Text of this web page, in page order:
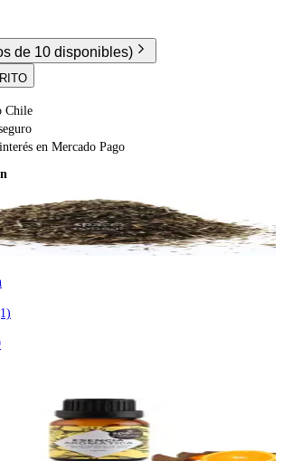
de 10 disponibles)
Chile
en Mercado Pago